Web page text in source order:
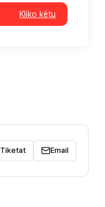
Kliko këtu
Tiketat Email